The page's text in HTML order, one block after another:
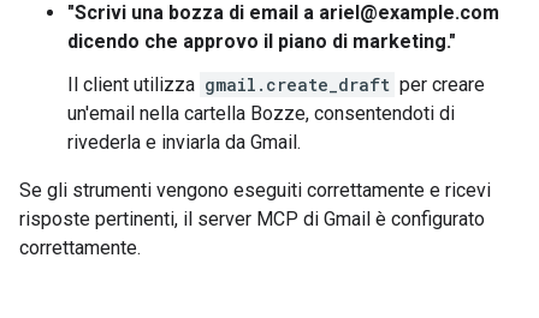
"Scrivi una bozza di email a ariel@example.com
dicendo che approvo il piano di marketing."
Il client utilizza gmail.create_draft per creare
un'email nella cartella Bozze, consentendoti di
rivederla e inviarla da Gmail.
Se gli strumenti vengono eseguiti correttamente e ricevi
risposte pertinenti, il server MCP di Gmail è configurato
correttamente.